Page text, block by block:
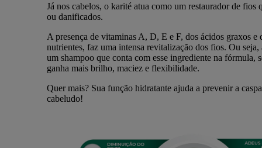
Já nos cabelos, o karité atua como um restaurador de fios
ou danificados.
A presença de vitaminas A, D, E e F, dos ácidos graxos e
nutrientes, faz uma intensa revitalização dos fios. Ou seja,
um shampoo que conta com esse ingrediente na fórmula,
ganha mais brilho, maciez e flexibilidade.
Quer mais? Sua função hidratante ajuda a prevenir a
cabeludo!